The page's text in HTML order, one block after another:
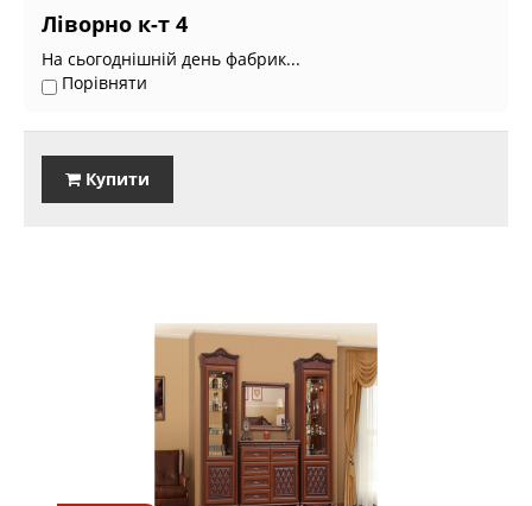
Ліворно к-т 4
На сьогоднішній день фабрик...
Порівняти
Купити